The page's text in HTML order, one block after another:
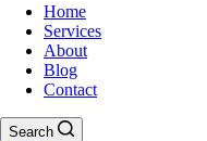
Home
Services
About
Blog
Contact
Search